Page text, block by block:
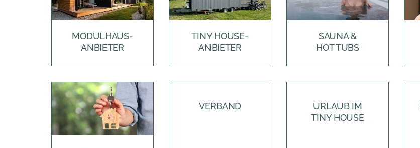
MODULHAUS-
ANBIETER
TINY HOUSE-
ANBIETER
SAUNA &
HOT TUBS
VERBAND
URLAUB IM
TINY HOUSE